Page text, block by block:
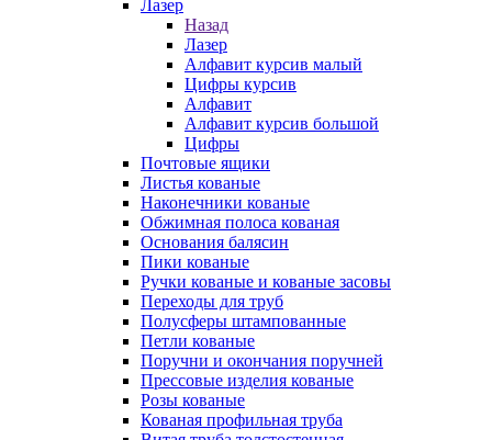
Лазер
Назад
Лазер
Алфавит курсив малый
Цифры курсив
Алфавит
Алфавит курсив большой
Цифры
Почтовые ящики
Листья кованые
Наконечники кованые
Обжимная полоса кованая
Основания балясин
Пики кованые
Ручки кованые и кованые засовы
Переходы для труб
Полусферы штампованные
Петли кованые
Поручни и окончания поручней
Прессовые изделия кованые
Розы кованые
Кованая профильная труба